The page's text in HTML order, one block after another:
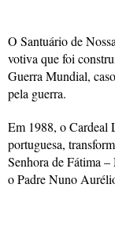
O Santuário de
votiva que foi
Guerra Mundial,
pela guerra.
Em 1988, o Cardeal
portuguesa,
Senhora de Fátima
o Padre Nuno